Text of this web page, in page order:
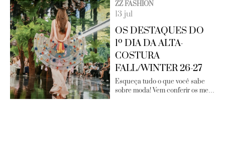
ZZ FASHION
13 jul
OS DESTAQUES DO
1º DIA DA ALTA-
COSTURA
FALL/WINTER 26-27
Esqueça tudo o que você sabe
sobre moda! Vem conferir os me…